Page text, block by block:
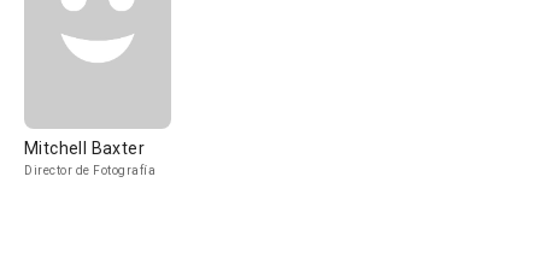
Mitchell Baxter
Director de Fotografía